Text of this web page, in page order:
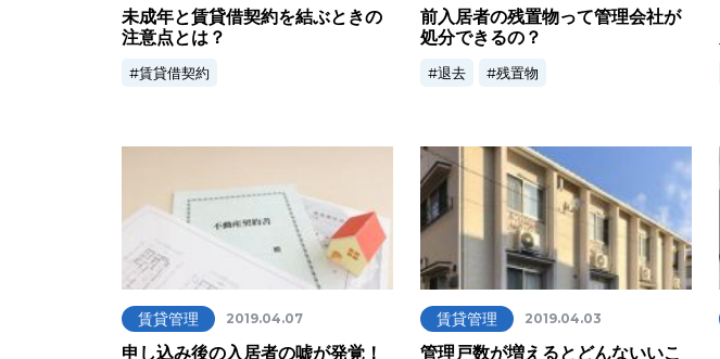
未成年と賃貸借契約を結ぶときの
注意点とは？
賃貸借契約
前入居者の残置物って管理会社が
処分できるの？
退去 残置物
賃貸管理 2019.04.07
申し込み後の入居者の嘘が発覚！
賃貸管理 2019.04.03
管理戸数が増えるとどんないいこ